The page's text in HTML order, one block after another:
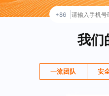
+86
我们
一流团队 安